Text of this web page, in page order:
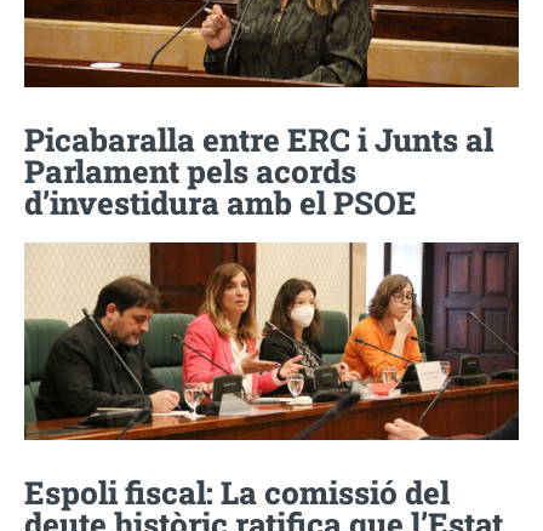
Picabaralla entre ERC i Junts al
Parlament pels acords
d’investidura amb el PSOE
Espoli fiscal: La comissió del